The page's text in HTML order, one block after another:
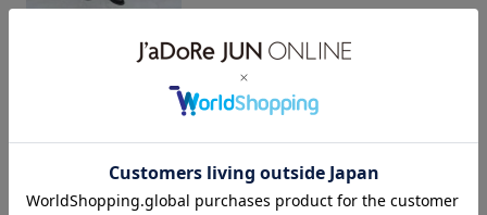
スタッフレビュー